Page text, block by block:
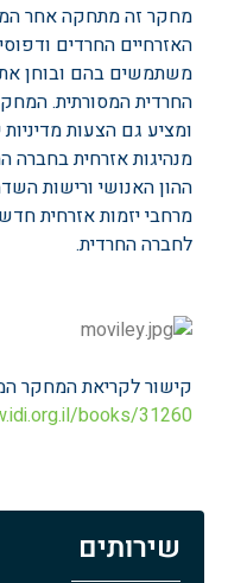
מחקר זה מתחקה אחר
האזרחיים החרדים
משתמשים בהם ובוחן
החרדית המסורתית.
ומציע גם הצעות
מנהיגות אזרחית בחברה
ההון האנושי ורישות
מרחבי יזמות אזרחית
לחברה החרדית.
קישור לקריאת המחקר
books/31260
שירותים